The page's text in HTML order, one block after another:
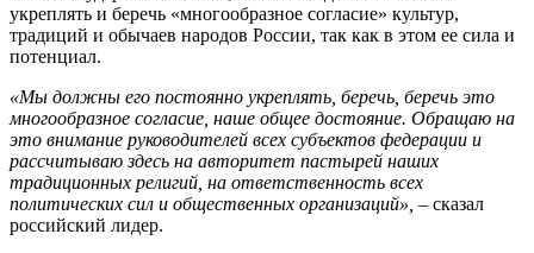
укреплять и беречь «многообразное согласие» культур,
традиций и обычаев народов России, так как в этом ее сила и
потенциал.
«Мы должны его постоянно укреплять, беречь, беречь это
многообразное согласие, наше общее достояние. Обращаю на
это внимание руководителей всех субъектов федерации и
рассчитываю здесь на авторитет пастырей наших
традиционных религий, на ответственность всех
политических сил и общественных организаций», – сказал
российский лидер.